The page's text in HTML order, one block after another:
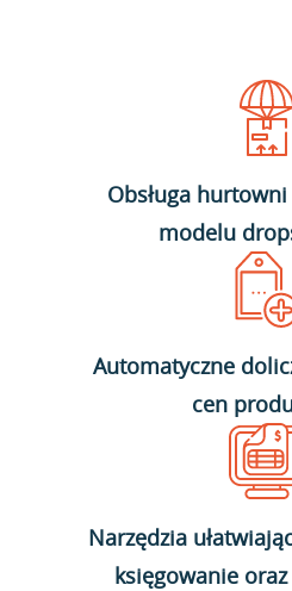
Obsługa
modelu
Automatyczne
cen
Narzędzia
księgowanie